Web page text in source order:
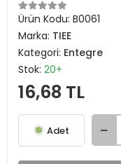
Ürün Kodu: B0061
Marka: TIEE
Kategori: Entegre
Stok: 20+
16,68 TL
Adet